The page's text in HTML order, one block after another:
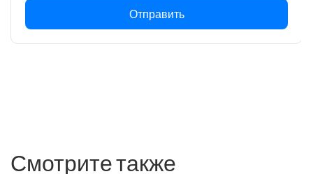
Отправить
Смотрите также